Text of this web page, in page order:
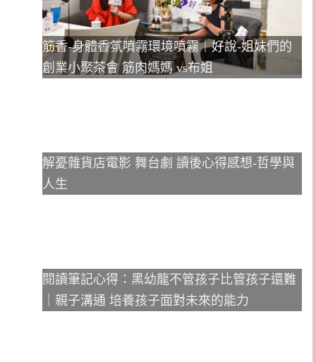
筋香-身體香氛噴霧環境噴霧｜好說-姐妹們的
創業小聚茶會 筋肉媽媽 vs布姐
解憂雜貨店電影 舞台劇 讀後心得感想-哲學與
人生
閱讀筆記心得：黑幼龍不管孩子比管孩子還難
｜親子溝通 培養孩子面對未來的能力